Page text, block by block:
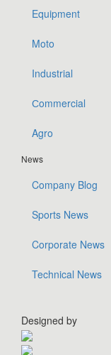
Equipment
Moto
Industrial
Сommercial
Agro
News
Company Blog
Sports News
Corporate News
Technical News
Designed by